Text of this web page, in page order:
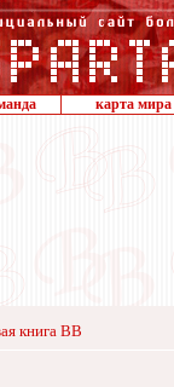
карта мира
книга ВВ